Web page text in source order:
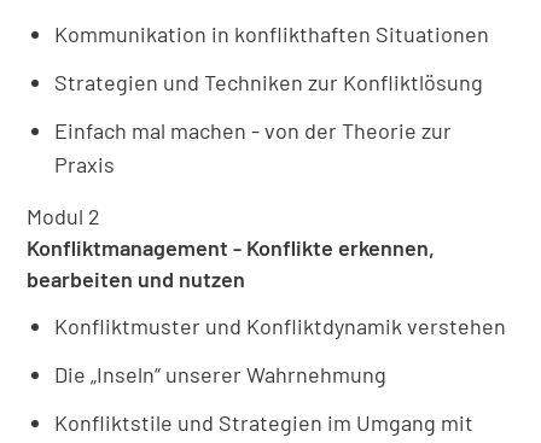
Kommunikation in konflikthaften Situationen
Strategien und Techniken zur Konfliktlösung
Einfach mal machen - von der Theorie zur
Praxis
Modul 2
Konfliktmanagement - Konflikte erkennen,
bearbeiten und nutzen
Konfliktmuster und Konfliktdynamik verstehen
Die „Inseln“ unserer Wahrnehmung
Konfliktstile und Strategien im Umgang mit